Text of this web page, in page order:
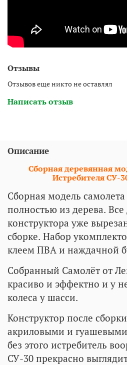
Отзывы
Отзывов еще никто не оставлял
Написать отзыв
Описание
Сборная деревянная
Истребителя СУ-
Сборная модель
полностью из дерева. Все
конструктора уже
сборке. Набор
клеем ПВА и наждачной
Собранный Самолёт от
красиво и эффектно и у
колеса у шасси.
Конструктор после
акриловыми и
без этого истребитель
СУ-30 прекрасно